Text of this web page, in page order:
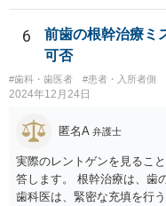
て予定する定めをしてはな
したことを理由として、
用する女性労働者が妊娠し
二十二年法律第四十九号）
し、又は同項若しくは同条
の妊娠又は出産に関する事
はならない。 ４ 妊娠中の
該解雇が前項に規定する事
ときは、この限りでない。
させることができます。 消
ています。 いくつか該当
台と被せ物の治療は通常同
４０万円もかかるというの
益なる事実の不告知があっ
４０万円もかかるとは夢に
益事実の不告知を理由とし
あります（消費者契約法４
ついて虚偽の説明があった
えられます（消費者契約法
中、抗らうことが困難な状
6
前歯の根幹治療ミ
可否
#歯科・歯医者 #患者・入所者側
2024年12月24日
匿名A 弁護士
実際のレントゲンを見るこ
答します。 根幹治療は、歯
歯科医は、緊密な充填を行